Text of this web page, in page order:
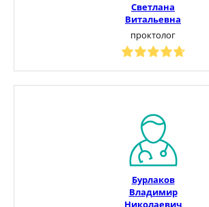
Светлана
Витальевна
проктолог
Бурлаков
Владимир
Николаевич